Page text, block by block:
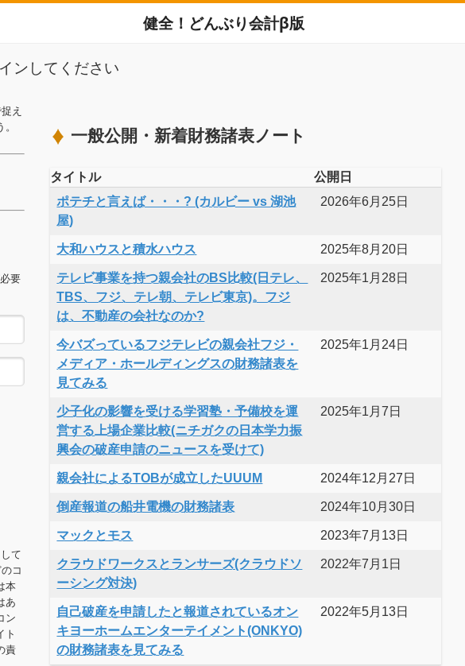
健全！どんぶり会計β版
ンしてください
え
要
て
コ
本
あ
ン
ト
責
一般公開・新着財務諸表ノート
タイトル
公開日
ポテチと言えば・・・? (カルビー vs 湖池
屋)
2026年6月25日
大和ハウスと積水ハウス 2025年8月20日
テレビ事業を持つ親会社のBS比較(日テレ、
TBS、フジ、テレ朝、テレビ東京)。フジ
は、不動産の会社なのか?
2025年1月28日
今バズっているフジテレビの親会社フジ・
メディア・ホールディングスの財務諸表を
見てみる
2025年1月24日
少子化の影響を受ける学習塾・予備校を運
営する上場企業比較(ニチガクの日本学力振
興会の破産申請のニュースを受けて)
2025年1月7日
親会社によるTOBが成立したUUUM 2024年12月27日
倒産報道の船井電機の財務諸表 2024年10月30日
マックとモス 2023年7月13日
クラウドワークスとランサーズ(クラウドソ
ーシング対決)
2022年7月1日
自己破産を申請したと報道されているオン
キヨーホームエンターテイメント(ONKYO)
の財務諸表を見てみる
2022年5月13日